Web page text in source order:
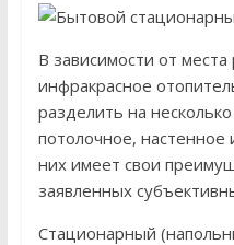
В зависимости от
инфракрасное
разделить на
потолочное,
них имеет свои
заявленных
Стационарный